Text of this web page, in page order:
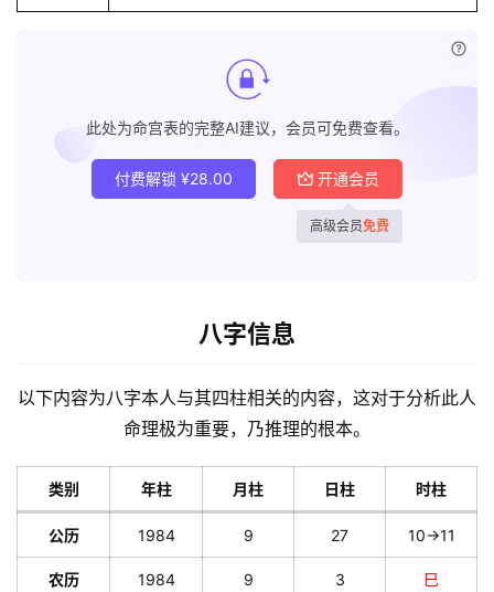
此处为命宫表的完整AI建议，会员可免费查看。
付费解锁 ¥28.00 开通会员
高级会员免费
八字信息
以下内容为八字本人与其四柱相关的内容，这对于分析此人
命理极为重要，乃推理的根本。
类别 年柱 月柱 日柱 时柱
公历 1984 9 27 10->11
农历 1984 9 3 巳